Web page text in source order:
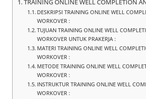
TRAINING ONLINE WELL COMPLETION
DESKRIPSI TRAINING ONLINE WELL
WORKOVER :
TUJUAN TRAINING ONLINE WELL
WORKOVER UNTUK PRAKERJA :
MATERI TRAINING ONLINE WELL
WORKOVER :
METODE TRAINING ONLINE WELL
WORKOVER :
INSTRUKTUR TRAINING ONLINE WELL
WORKOVER :